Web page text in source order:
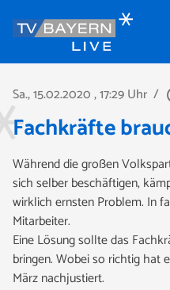
Sa., 15.02.2020, 17:29 Uhr /
Fachkräfte
Während die großen
sich selber beschäftigen,
wirklich ernsten Problem. In
Mitarbeiter.
Eine Lösung sollte das
bringen. Wobei so richtig hat
März nachjustiert.